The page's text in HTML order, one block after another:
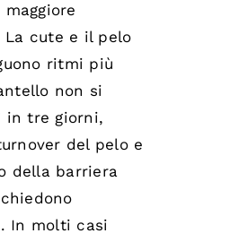
maggiore
La cute e il pelo
ritmi più
non si
in tre giorni,
del pelo e
della barriera
In molti casi